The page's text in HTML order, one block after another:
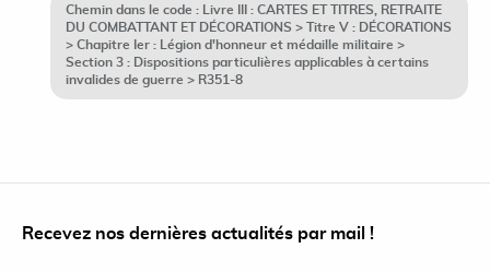
Chemin dans le code : Livre III : CARTES ET TITRES, RETRAITE
DU COMBATTANT ET DÉCORATIONS > Titre V : DÉCORATIONS
> Chapitre Ier : Légion d'honneur et médaille militaire >
Section 3 : Dispositions particulières applicables à certains
invalides de guerre > R351-8
Recevez nos dernières actualités par mail !